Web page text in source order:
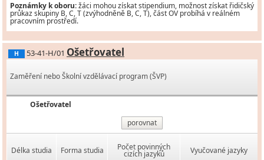
Poznámky k oboru:žáci mohou získat stipendium, možnost získat řidičský
průkaz skupiny B, C, T (zvýhodněně B, C, T), část OV probíhá v reálném
pracovním prostředí.
H 53-41-H/01 Ošetřovatel
Zaměření nebo Školní vzdělávací program (ŠVP)
Ošetřovatel
porovnat
Délka studia Forma studia Počet povinných
cizích jazyků Vyučované jazyky